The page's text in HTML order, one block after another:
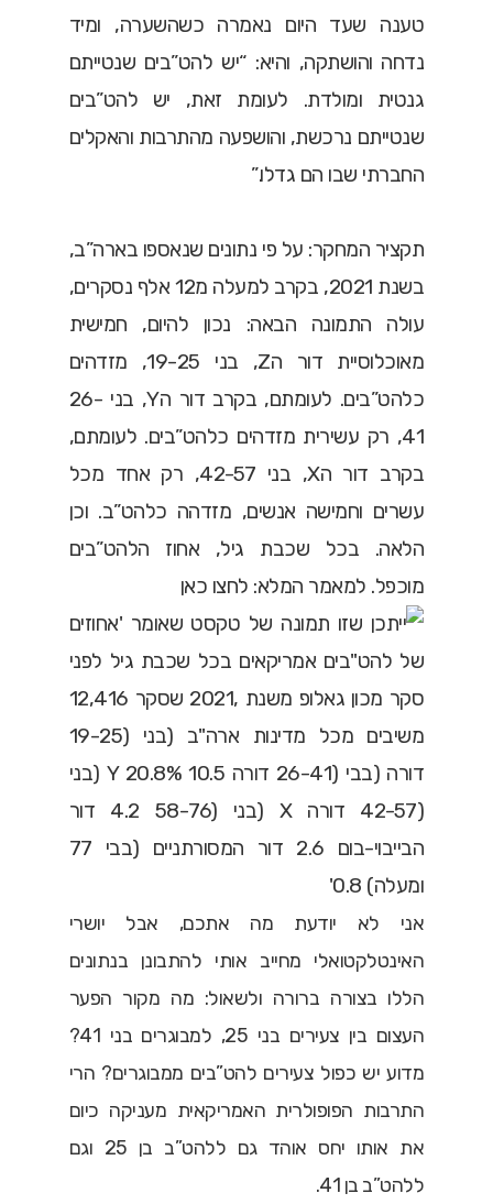
טענה שעד היום נאמרה כשהשערה, ומיד
נדחה והושתקה, והיא: “יש להט”בים שנטייתם
גנטית ומולדת. לעומת זאת, יש להט”בים
שנטייתם נרכשת, והושפעה מהתרבות והאקלים
החברתי שבו הם גדלו.”
תקציר המחקר: על פי נתונים שנאספו בארה”ב,
בשנת 2021, בקרב למעלה מ12 אלף נסקרים,
עולה התמונה הבאה: נכון להיום, חמישית
מאוכלוסיית דור הZ, בני 19-25, מזדהים
כלהט”בים. לעומתם, בקרב דור הY, בני 26-
41, רק עשירית מזדהים כלהט”בים. לעומתם,
בקרב דור הX, בני 42-57, רק אחד מכל
עשרים וחמישה אנשים, מזדהה כלהט”ב. וכן
הלאה. בכל שכבת גיל, אחוז הלהט”בים
מוכפל. למאמר המלא: לחצו כאן
אני לא יודעת מה אתכם, אבל יושרי
האינטלקטואלי מחייב אותי להתבונן בנתונים
הללו בצורה ברורה ולשאול: מה מקור הפער
העצום בין צעירים בני 25, למבוגרים בני 41?
מדוע יש כפול צעירים להט”בים ממבוגרים? הרי
התרבות הפופולרית האמריקאית מעניקה כיום
את אותו יחס אוהד גם ללהט”ב בן 25 וגם
ללהט”ב בן 41.